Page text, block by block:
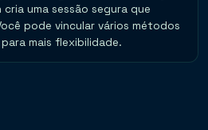
uma sessão segura que
pode vincular vários métodos
mais flexibilidade.